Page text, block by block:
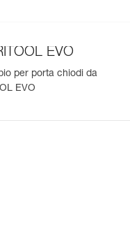
EVO
per porta chiodi da
EVO